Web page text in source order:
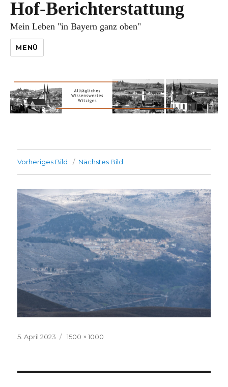
Hof-Berichterstattung
Mein Leben "in Bayern ganz oben"
MENÜ
Vorheriges Bild Nächstes Bild
Veröffentlicht
5. April 2023
Volle
1500 × 1000